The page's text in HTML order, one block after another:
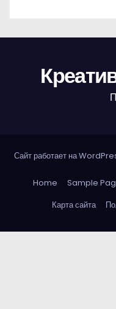
Сайт работает на
Home Sample
Карта сайта